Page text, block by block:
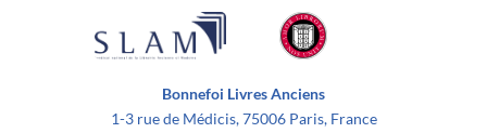
Bonnefoi Livres Anciens
1-3 rue de Médicis, 75006 Paris, France